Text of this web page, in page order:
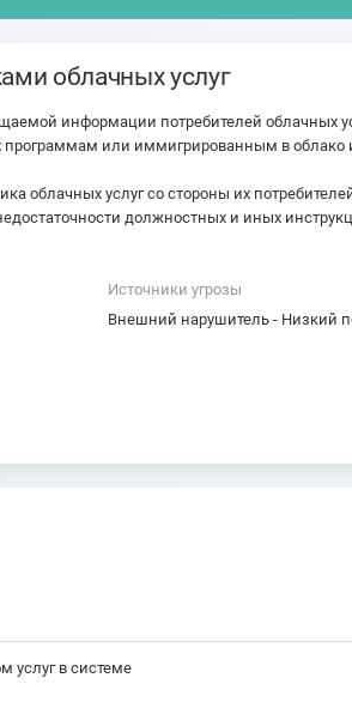
облачных услуг
информации потребителей облачных
программам или иммигрированным в
облачных услуг со стороны их
должностных и иных
Источники угрозы
Внешний нарушитель - Низкий
услуг в системе